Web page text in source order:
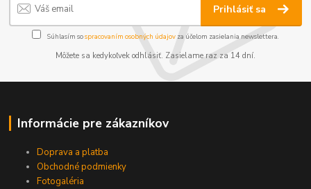
Prihlásiť sa
Súhlasím sospracovaním osobných údajov za účelom zasielania newslettera.
Môžete sa kedykoľvek odhlásiť. Zasielame raz za 14 dní.
Informácie pre zákazníkov
Doprava a platba
Obchodné podmienky
Fotogaléria